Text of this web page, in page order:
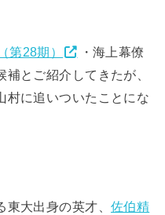
第28期）
・海上幕僚
とご紹介してきたが、
村に追いついたことにな
大出身の英才、 佐伯精